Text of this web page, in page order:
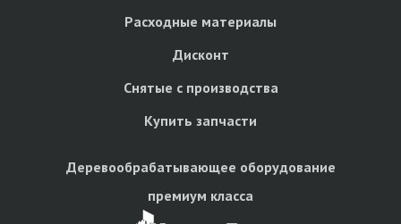
Расходные материалы
Дисконт
Снятые с производства
Купить запчасти
Деревообрабатывающее оборудование
премиум класса